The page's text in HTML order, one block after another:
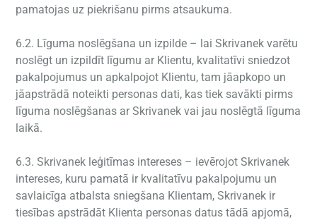
pamatojas uz piekrišanu pirms atsaukuma.
6.2. Līguma noslēgšana un izpilde – lai Skrivanek varētu
noslēgt un izpildīt līgumu ar Klientu, kvalitatīvi sniedzot
pakalpojumus un apkalpojot Klientu, tam jāapkopo un
jāapstrādā noteikti personas dati, kas tiek savākti pirms
līguma noslēgšanas ar Skrivanek vai jau noslēgtā līguma
laikā.
6.3. Skrivanek leģitīmas intereses – ievērojot Skrivanek
intereses, kuru pamatā ir kvalitatīvu pakalpojumu un
savlaicīga atbalsta sniegšana Klientam, Skrivanek ir
tiesības apstrādāt Klienta personas datus tādā apjomā,